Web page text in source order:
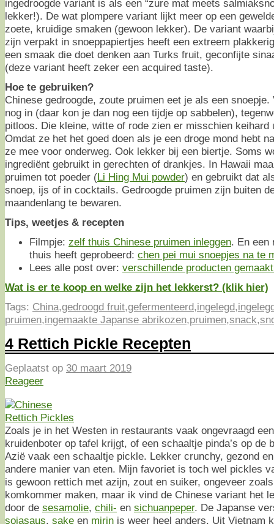
ingedroogde variant is als een “zure mat meets
lekker!). De wat plompere variant lijkt meer op een
zoete, kruidige smaken (gewoon lekker). De variant
zijn verpakt in snoeppapiertjes heeft een extreem
een smaak die doet denken aan Turks fruit, geconfijte
(deze variant heeft zeker een acquired taste).
Hoe te gebruiken?
Chinese gedroogde, zoute pruimen eet je als een
nog in (daar kon je dan nog een tijdje op sabbelen),
pitloos. Die kleine, witte of rode zien er misschien keihard
Omdat ze het het goed doen als je een droge mond hebt
ze mee voor onderweg. Ook lekker bij een biertje. Soms
ingrediënt gebruikt in gerechten of drankjes. In Hawaii
pruimen tot poeder (Li Hing Mui powder) en gebruikt dat
snoep, ijs of in cocktails. Gedroogde pruimen zijn buiten
maandenlang te bewaren.
Tips, weetjes & recepten
Filmpje: zelf thuis Chinese pruimen inleggen. En een
thuis heeft geprobeerd: chen pei mui snoepjes na te
Lees alle post over: verschillende producten
Wat is er te koop en welke zijn het lekkerst? (klik hier)
Tags: China,gedroogd fruit,gefermenteerd,ingelegd,
pruimen,ingemaakte Japanse abrikozen,pruimen,snack,
4 Rettich Pickle Recepten
Geplaatst op 30 maart 2019
Reageer
Zoals je in het Westen in restaurants vaak ongevraagd
kruidenboter op tafel krijgt, of een schaaltje pinda’s op de
Azië vaak een schaaltje pickle. Lekker crunchy, gezond
andere manier van eten. Mijn favoriet is toch wel pickles
is gewoon rettich met azijn, zout en suiker, ongeveer
komkommer maken, maar ik vind de Chinese variant het
door de sesamolie, chili- en sichuanpeper. De Japanse
sojasaus, sake en mirin is weer heel anders. Uit Vietnam